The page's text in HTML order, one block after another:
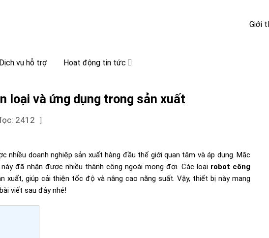
Giới
Dịch vụ hỗ trợ Hoạt động tin tức
loại và ứng dụng trong sản xuất
2412 ]
nhiều doanh nghiệp sản xuất hàng đầu thế giới quan tâm và áp dụng. Mặc
đã nhận được nhiều thành công ngoài mong đợi. Các loại robot công
xuất, giúp cải thiện tốc độ và nâng cao năng suất. Vậy, thiết bị này mang
viết sau đây nhé!